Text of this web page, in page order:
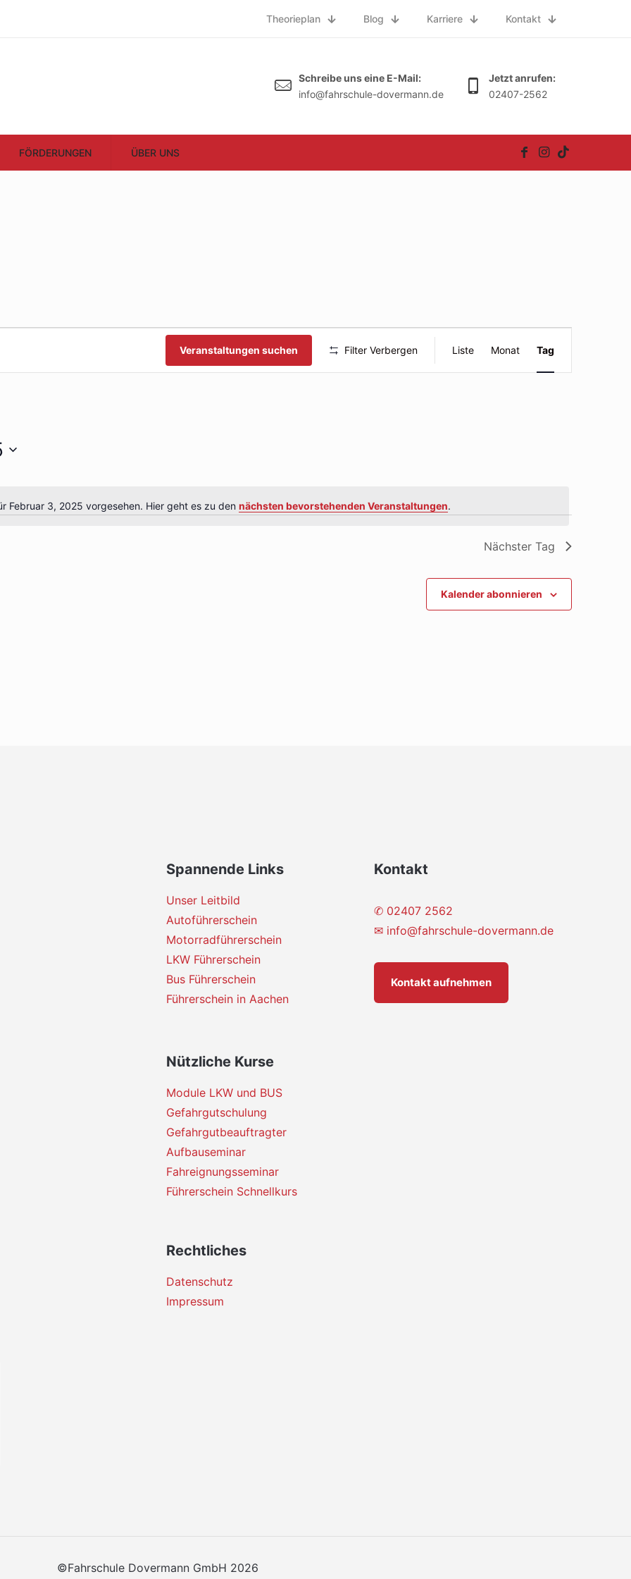
Theorieplan Blog Karriere Kontakt
Schreibe uns eine E-Mail:
info@fahrschule-dovermann.de
Jetzt anrufen:
02407-2562
FÖRDERUNGEN ÜBER UNS
Hinweis
Februar 3, 2025 vorgesehen. Hier geht es zu den nächsten bevorstehenden Veranstaltungen.
Veranstaltungen suchen Filter Verbergen Liste Monat Tag
Nächster Tag
Kalender abonnieren
Spannende Links
Unser Leitbild
Autoführerschein
Motorradführerschein
LKW Führerschein
Bus Führerschein
Führerschein in Aachen
Nützliche Kurse
Module LKW und BUS
Gefahrgutschulung
Gefahrgutbeauftragter
Aufbauseminar
Fahreignungsseminar
Führerschein Schnellkurs
Rechtliches
Datenschutz
Impressum
Kontakt
✆ 02407 2562
✉ info@fahrschule-dovermann.de
Kontakt aufnehmen
©Fahrschule Dovermann GmbH 2026